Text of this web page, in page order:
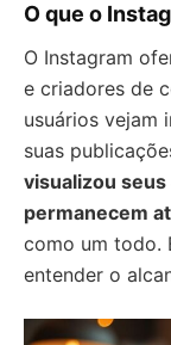
O que o
O Instagram
e criadores de
usuários vejam
suas
visualizou
permanecem
como um todo.
entender o